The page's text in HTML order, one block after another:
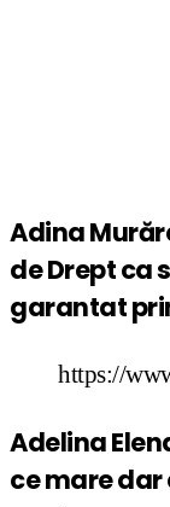
Adina
de Drept ca
garantat
https://
Adelina
ce mare dar